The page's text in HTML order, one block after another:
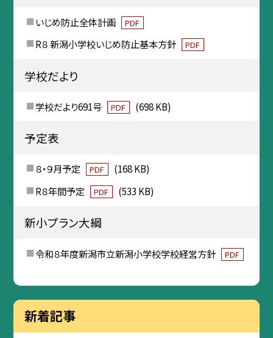
いじめ防止全体計画 PDF
R８ 新潟小学校いじめ防止基本方針 PDF
学校だより
学校だより691号 PDF (698 KB)
予定表
８・９月予定 PDF
(168 KB)
R８年間予定
PDF (533 KB)
新小プラン大綱
令和８年度新潟市立新潟小学校学校経営方針 PDF
新着記事